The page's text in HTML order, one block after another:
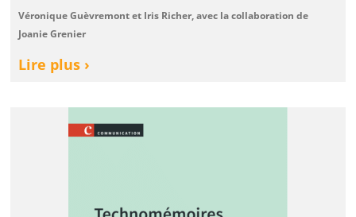
Véronique Guèvremont et Iris Richer, avec la collaboration de
Joanie Grenier
Lire plus ›